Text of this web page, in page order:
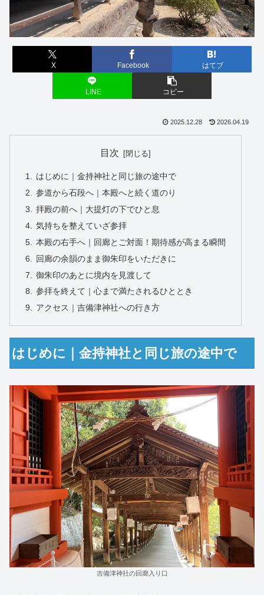
X Facebook はてブ
LINE コピー
2025.12.28 2026.04.19
目次
はじめに｜金持神社と同じ旅の途中で
参道から石段へ｜本殿へと続く道のり
拝殿の前へ｜大提灯の下でひと息
気持ちを整えていざ参拝
本殿の右手へ｜回廊とご対面！期待感が高まる瞬間
回廊の余韻のまま御朱印をいただきに
御朱印のあとに境内を見渡して
参拝を終えて｜心まで満たされるひととき
アクセス｜吉備津神社への行き方
はじめに｜金持神社と同じ旅の途中で
吉備津神社の回廊入り口